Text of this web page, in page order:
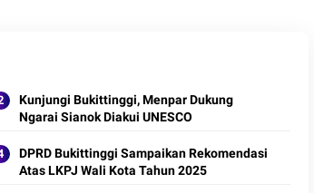
Kunjungi Bukittinggi, Menpar Dukung
Ngarai Sianok Diakui UNESCO
DPRD Bukittinggi Sampaikan Rekomendasi
Atas LKPJ Wali Kota Tahun 2025